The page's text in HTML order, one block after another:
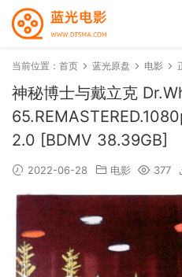
当前位置： 首页 蓝光原盘 电影
神秘博士与戴立克
2.0 [BDMV 38.39GB]
2022-06-28 电影 377